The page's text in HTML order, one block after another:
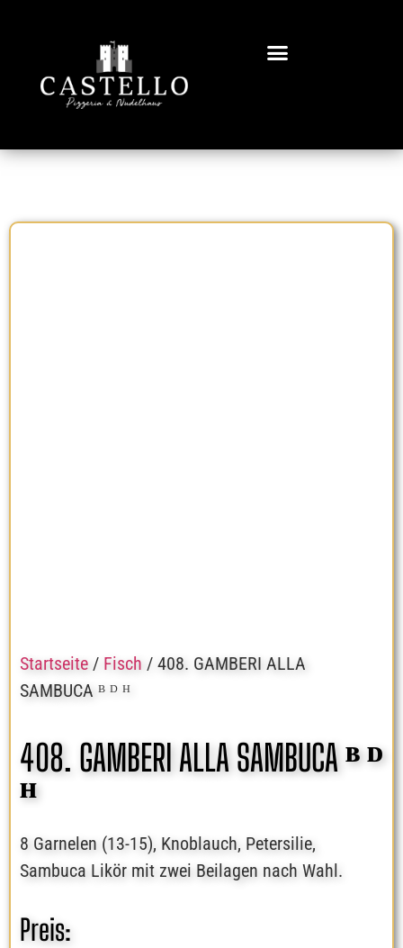
Startseite / Fisch / 408. GAMBERI ALLA
SAMBUCA ᴮ ᴰ ᴴ
408. GAMBERI ALLA SAMBUCA ᴮ ᴰ
ᴴ
8 Garnelen (13-15), Knoblauch, Petersilie,
Sambuca Likör mit zwei Beilagen nach Wahl.
Preis: